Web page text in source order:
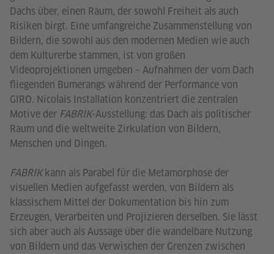
Dachs über, einen Raum, der sowohl Freiheit als auch
Risiken birgt. Eine umfangreiche Zusammenstellung von
Bildern, die sowohl aus den modernen Medien wie auch
dem Kulturerbe stammen, ist von großen
Videoprojektionen umgeben – Aufnahmen der vom Dach
fliegenden Bumerangs während der Performance von
GIRO. Nicolais Installation konzentriert die zentralen
Motive der FABRIK-Ausstellung: das Dach als politischer
Raum und die weltweite Zirkulation von Bildern,
Menschen und Dingen.
FABRIKkann als Parabel für die Metamorphose der
visuellen Medien aufgefasst werden, von Bildern als
klassischem Mittel der Dokumentation bis hin zum
Erzeugen, Verarbeiten und Projizieren derselben. Sie lässt
sich aber auch als Aussage über die wandelbare Nutzung
von Bildern und das Verwischen der Grenzen zwischen